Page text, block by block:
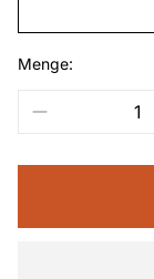
Menge: